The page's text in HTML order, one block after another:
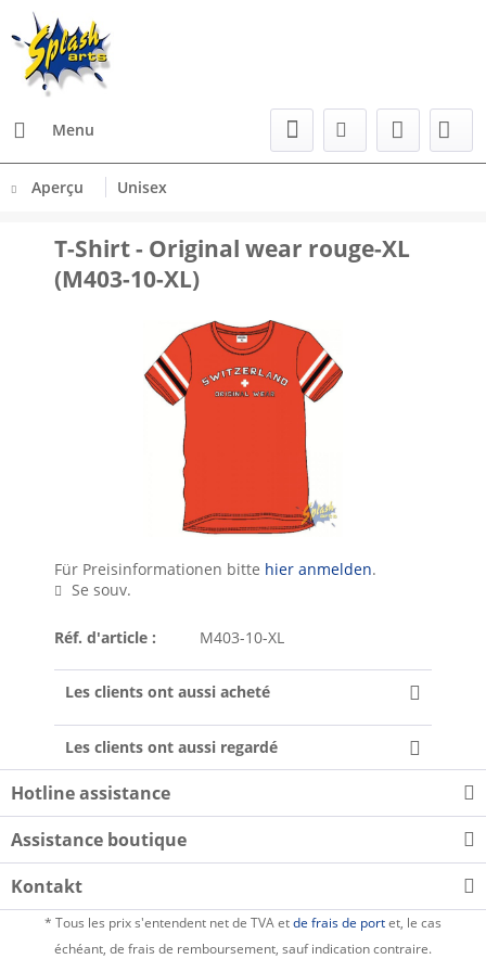
Menu
Aperçu Unisex
T-Shirt - Original wear rouge-XL
(M403-10-XL)
Für Preisinformationen bitte hier anmelden.
Se souv.
Réf. d'article : M403-10-XL
Les clients ont aussi acheté
Les clients ont aussi regardé
Hotline assistance
Assistance boutique
Kontakt
* Tous les prix s'entendent net de TVA etde frais de portet, le cas
échéant, de frais de remboursement, sauf indication contraire.